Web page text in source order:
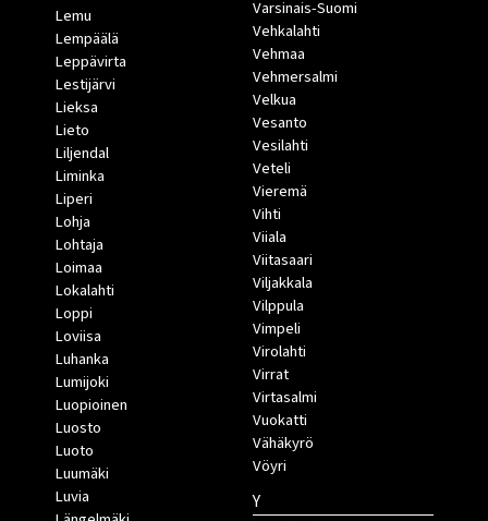
Lemu
Lempäälä
Leppävirta
Lestijärvi
Lieksa
Lieto
Liljendal
Liminka
Liperi
Lohja
Lohtaja
Loimaa
Lokalahti
Loppi
Loviisa
Luhanka
Lumijoki
Luopioinen
Luosto
Luoto
Luumäki
Luvia
Varsinais-Suomi
Vehkalahti
Vehmaa
Vehmersalmi
Velkua
Vesanto
Vesilahti
Veteli
Vieremä
Vihti
Viiala
Viitasaari
Viljakkala
Vilppula
Vimpeli
Virolahti
Virrat
Virtasalmi
Vuokatti
Vähäkyrö
Vöyri
Y